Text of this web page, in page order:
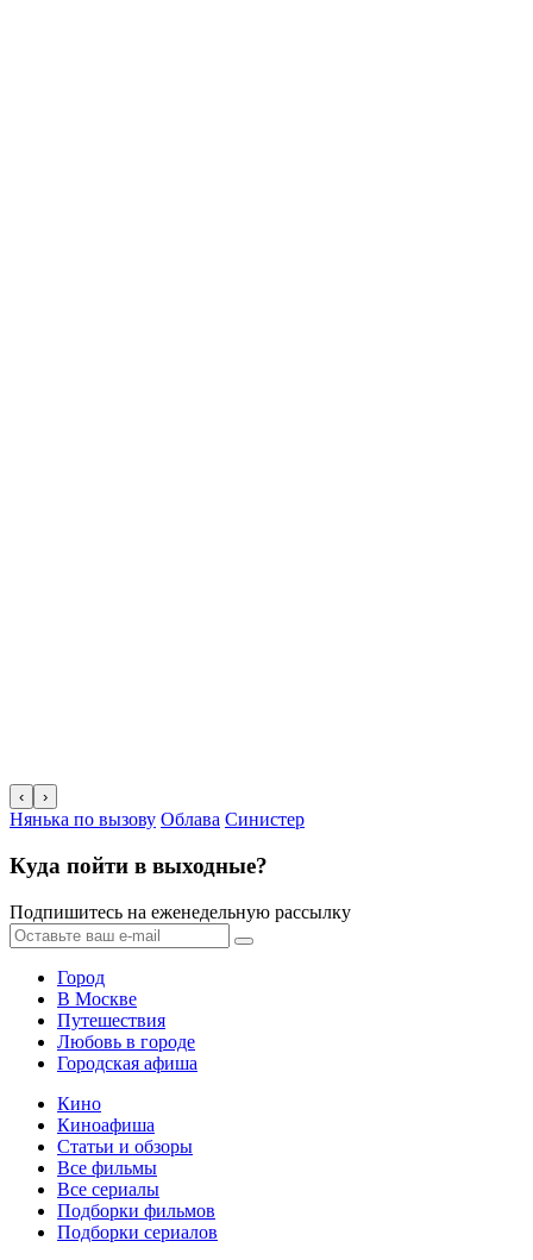
‹ ›
Нянька по вызову Облава Синистер
Куда пойти в выходные?
Подпишитесь на еженедельную рассылку
Город
В Москве
Путешествия
Любовь в городе
Городская афиша
Кино
Киноафиша
Статьи и обзоры
Все фильмы
Все сериалы
Подборки фильмов
Подборки сериалов